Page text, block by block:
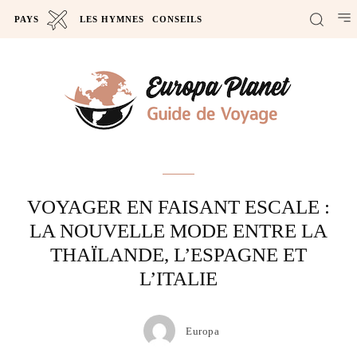
PAYS LES HYMNES CONSEILS
VOYAGER EN FAISANT ESCALE :
LA NOUVELLE MODE ENTRE LA
THAÏLANDE, L’ESPAGNE ET
L’ITALIE
Europa